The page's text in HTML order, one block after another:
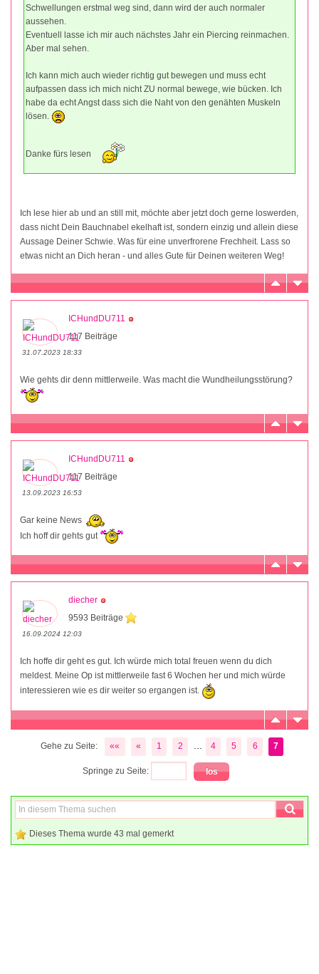
Schwellungen erstmal weg sind, dann wird der auch normaler
aussehen.
Eventuell lasse ich mir auch nächstes Jahr ein Piercing reinmachen.
Aber mal sehen.
Ich kann mich auch wieder richtig gut bewegen und muss echt
aufpassen dass ich mich nicht ZU normal bewege, wie bücken. Ich
habe da echt Angst dass sich die Naht von den genähten Muskeln
lösen.
Danke fürs lesen
Ich lese hier ab und an still mit, möchte aber jetzt doch gerne loswerden,
dass nicht Dein Bauchnabel ekelhaft ist, sondern einzig und allein diese
Aussage Deiner Schwie. Was für eine unverfrorene Frechheit. Lass so
etwas nicht an Dich heran - und alles Gute für Deinen weiteren Weg!
ICHundDU711
117 Beiträge
31.07.2023 18:33
Wie gehts dir denn mittlerweile. Was macht die Wundheilungsstörung?
ICHundDU711
117 Beiträge
13.09.2023 16:53
Gar keine News
Ich hoff dir gehts gut
diecher
9593 Beiträge
16.09.2024 12:03
Ich hoffe dir geht es gut. Ich würde mich total freuen wenn du dich
meldest. Meine Op ist mittlerweile fast 6 Wochen her und mich würde
interessieren wie es dir weiter so ergangen ist.
Gehe zu Seite: «« « 1 2 ... 4 5 6 7
Springe zu Seite:
Dieses Thema wurde 43 mal gemerkt